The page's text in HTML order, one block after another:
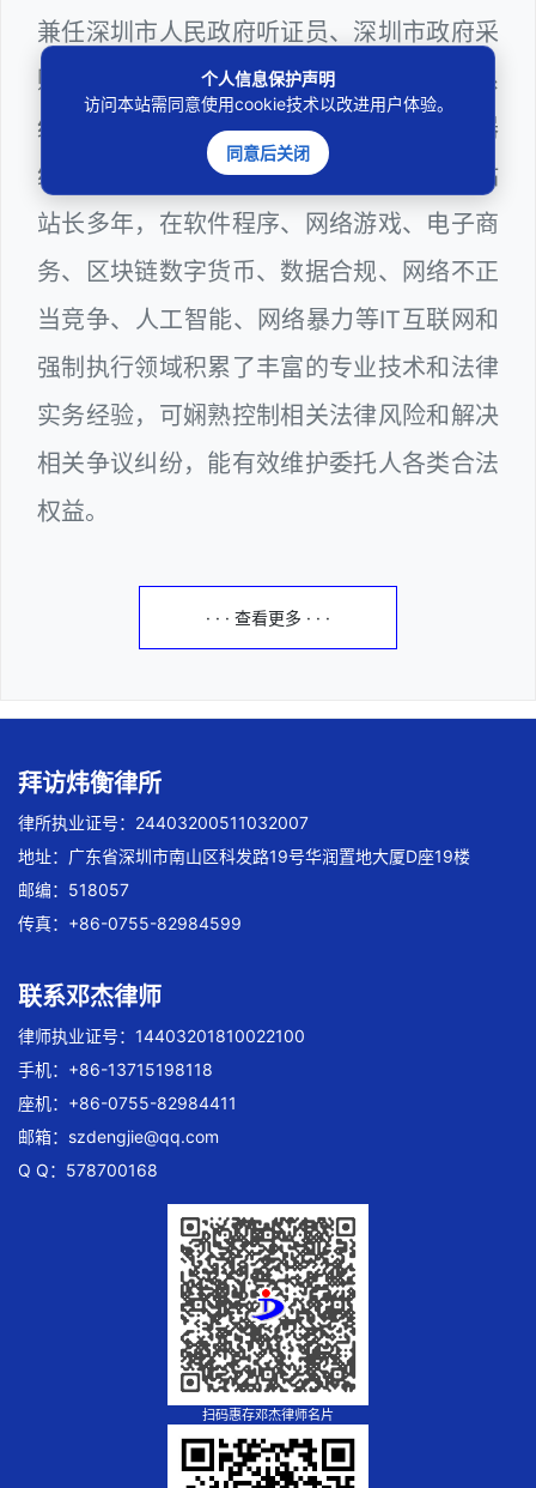
兼任深圳市人民政府听证员、深圳市政府采
购评审专家（法律类），深圳市某区政府系
统公职律师、WEB前端开发和 WEB服务器
维护工程师、计算机信息网络安全员和网站
站长多年，在软件程序、网络游戏、电子商
务、区块链数字货币、数据合规、网络不正
当竞争、人工智能、网络暴力等IT互联网和
强制执行领域积累了丰富的专业技术和法律
实务经验，可娴熟控制相关法律风险和解决
相关争议纠纷，能有效维护委托人各类合法
权益。
· · · 查看更多 · · ·
拜访炜衡律所
律所执业证号：24403200511032007
地址：广东省深圳市南山区科发路19号华润置地大厦D座19楼
邮编：518057
传真：+86-0755-82984599
联系邓杰律师
律师执业证号：14403201810022100
手机：+86-13715198118
座机：+86-0755-82984411
邮箱： szdengjie@qq.com
Q Q：578700168
扫码惠存邓杰律师名片
个人信息保护声明
访问本站需同意使用cookie技术以改进用户体验。
同意后关闭